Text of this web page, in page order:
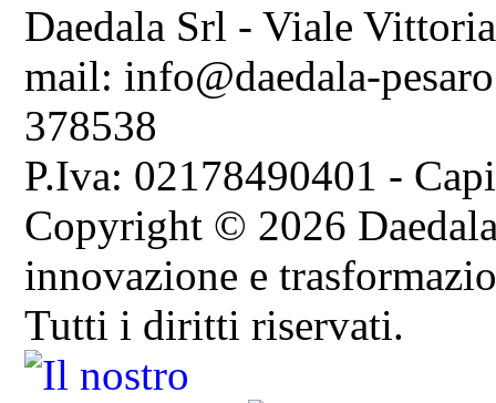
Daedala Srl - Viale
mail: info@daedala-
378538
P.Iva: 02178490401 -
Copyright © 2026
innovazione e
Tutti i diritti riservati.